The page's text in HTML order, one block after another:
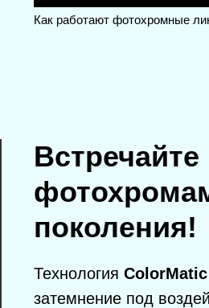
Как работают фотохромные
Встречайте
поколения!
Технология
затемнение под